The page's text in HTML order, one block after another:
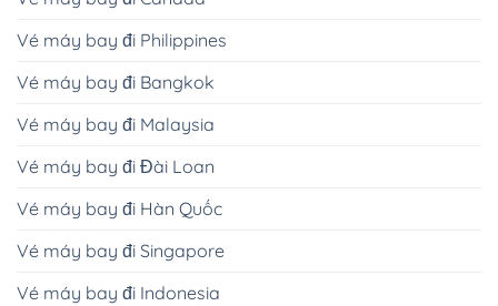
Vé máy bay đi Philippines
Vé máy bay đi Bangkok
Vé máy bay đi Malaysia
Vé máy bay đi Đài Loan
Vé máy bay đi Hàn Quốc
Vé máy bay đi Singapore
Vé máy bay đi Indonesia